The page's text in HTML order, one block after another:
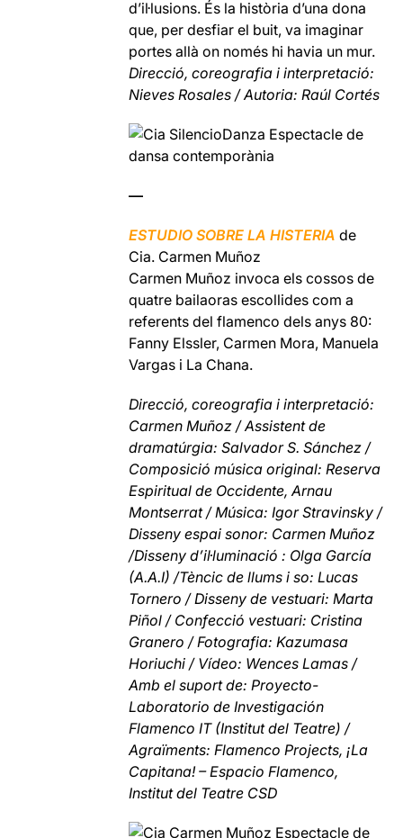
d’il·lusions. És la història d’una dona
que, per desfiar el buit, va imaginar
portes allà on només hi havia un mur.
Direcció, coreografia i interpretació:
Nieves Rosales / Autoria: Raúl Cortés
—
ESTUDIO SOBRE LA HISTERIA de
Cia. Carmen Muñoz
Carmen Muñoz invoca els cossos de
quatre bailaoras escollides com a
referents del flamenco dels anys 80:
Fanny Elssler, Carmen Mora, Manuela
Vargas i La Chana.
Direcció, coreografia i interpretació:
Carmen Muñoz / Assistent de
dramatúrgia: Salvador S. Sánchez /
Composició música original: Reserva
Espiritual de Occidente, Arnau
Montserrat / Música: Igor Stravinsky /
Disseny espai sonor: Carmen Muñoz
/Disseny d’il·luminació : Olga García
(A.A.I) /Tèncic de llums i so: Lucas
Tornero / Disseny de vestuari: Marta
Piñol / Confecció vestuari: Cristina
Granero / Fotografia: Kazumasa
Horiuchi / Vídeo: Wences Lamas /
Amb el suport de: Proyecto-
Laboratorio de Investigación
Flamenco IT (Institut del Teatre) /
Agraïments: Flamenco Projects, ¡La
Capitana! – Espacio Flamenco,
Institut del Teatre CSD